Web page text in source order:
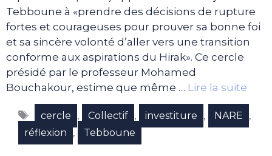
Tebboune à «prendre des décisions de rupture
fortes et courageuses pour prouver sa bonne foi
et sa sincère volonté d’aller vers une transition
conforme aux aspirations du Hirak». Ce cercle
présidé par le professeur Mohamed
Bouchakour, estime que même … Lire la suite
Étiquettes
cercle , Collectif , investiture , NARE ,
réflexion , Tebboune